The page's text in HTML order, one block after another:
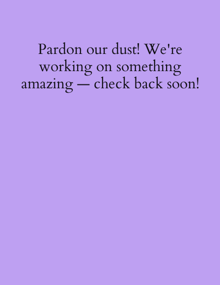
Pardon our dust! We're
working on something
amazing — check back soon!